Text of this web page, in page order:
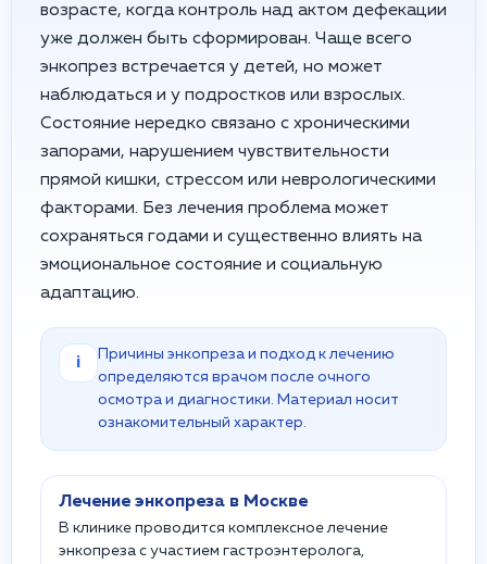
возрасте, когда контроль над актом дефекации
уже должен быть сформирован. Чаще всего
энкопрез встречается у детей, но может
наблюдаться и у подростков или взрослых.
Состояние нередко связано с хроническими
запорами, нарушением чувствительности
прямой кишки, стрессом или неврологическими
факторами. Без лечения проблема может
сохраняться годами и существенно влиять на
эмоциональное состояние и социальную
адаптацию.
i
Причины энкопреза и подход к лечению
определяются врачом после очного
осмотра и диагностики. Материал носит
ознакомительный характер.
Лечение энкопреза в Москве
В клинике проводится комплексное лечение
энкопреза с участием гастроэнтеролога,